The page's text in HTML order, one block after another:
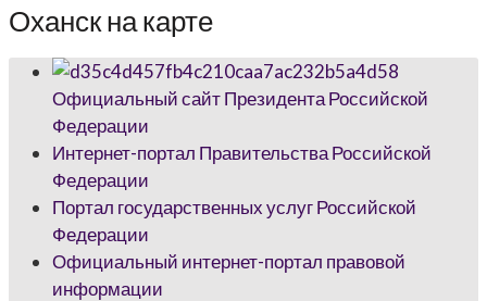
Оханск на карте
Официальный сайт Президента Российской
Федерации
Интернет-портал Правительства Российской
Федерации
Портал государственных услуг Российской
Федерации
Официальный интернет-портал правовой
информации